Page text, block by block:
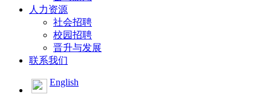
人力资源
社会招聘
校园招聘
晋升与发展
联系我们
English